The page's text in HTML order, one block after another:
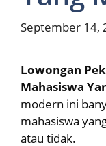
September 14,
Lowongan
Mahasiswa
modern ini
mahasiswa
atau tidak.